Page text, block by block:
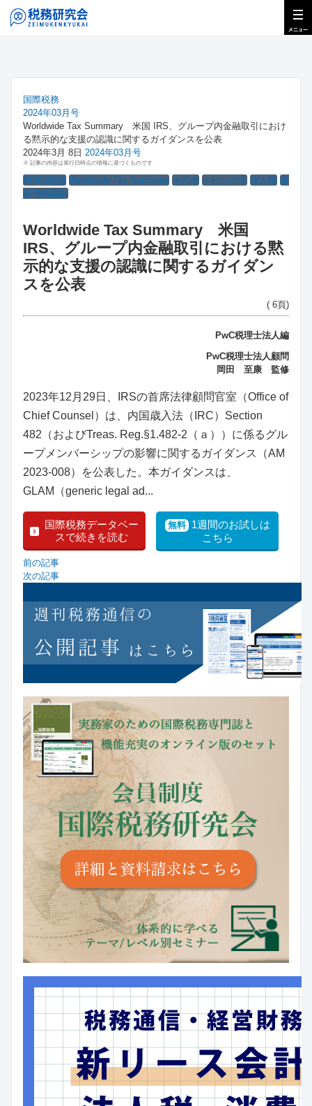
国際税務
2024年03月号
Worldwide Tax Summary 米国 IRS、グループ内金融取引におけ
る黙示的な支援の認識に関するガイダンスを公表
2024年3月 8日 2024年03月号
※ 記事の内容は発行日時点の情報に基づくものです
BEPS関係 Worldwide Tax Summary その他 トピックス 法人税 移
転価格税制
Worldwide Tax Summary 米国
IRS、グループ内金融取引における黙
示的な支援の認識に関するガイダン
スを公表
( 6頁)
PwC税理士法人編
PwC税理士法人顧問
岡田 至康 監修
2023年12月29日、IRSの首席法律顧問官室（Office of
Chief Counsel）は、内国歳入法（IRC）Section
482（およびTreas. Reg.§1.482-2（ａ））に係るグル
ープメンバーシップの影響に関するガイダンス（AM
2023-008）を公表した。本ガイダンスは、
GLAM（generic legal ad...
国際税務データベー
スで続きを読む
無料 1週間のお試しは
こちら
前の記事
次の記事